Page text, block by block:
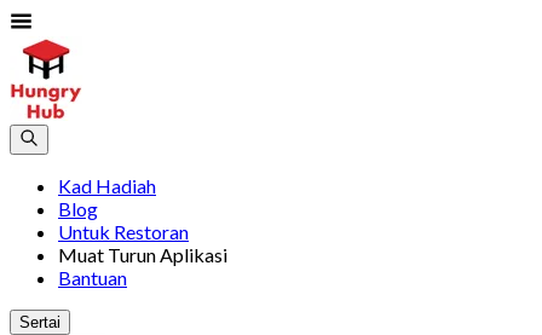
Kad Hadiah
Blog
Untuk Restoran
Muat Turun Aplikasi
Bantuan
Sertai